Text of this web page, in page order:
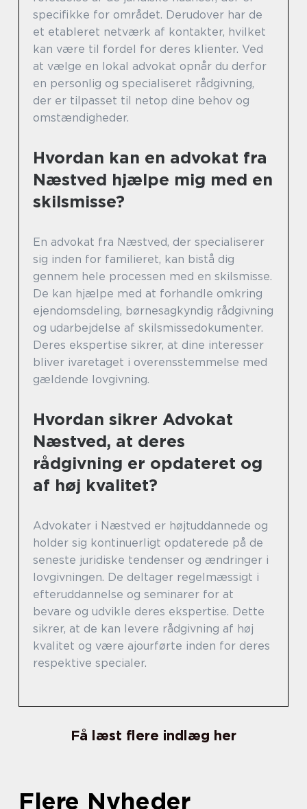
specifikke for området. Derudover har de
et etableret netværk af kontakter, hvilket
kan være til fordel for deres klienter. Ved
at vælge en lokal advokat opnår du derfor
en personlig og specialiseret rådgivning,
der er tilpasset til netop dine behov og
omstændigheder.
Hvordan kan en advokat fra
Næstved hjælpe mig med en
skilsmisse?
En advokat fra Næstved, der specialiserer
sig inden for familieret, kan bistå dig
gennem hele processen med en skilsmisse.
De kan hjælpe med at forhandle omkring
ejendomsdeling, børnesagkyndig rådgivning
og udarbejdelse af skilsmissedokumenter.
Deres ekspertise sikrer, at dine interesser
bliver ivaretaget i overensstemmelse med
gældende lovgivning.
Hvordan sikrer Advokat
Næstved, at deres
rådgivning er opdateret og
af høj kvalitet?
Advokater i Næstved er højtuddannede og
holder sig kontinuerligt opdaterede på de
seneste juridiske tendenser og ændringer i
lovgivningen. De deltager regelmæssigt i
efteruddannelse og seminarer for at
bevare og udvikle deres ekspertise. Dette
sikrer, at de kan levere rådgivning af høj
kvalitet og være ajourførte inden for deres
respektive specialer.
Få læst flere indlæg her
Flere Nyheder